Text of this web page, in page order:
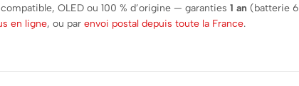
OLED ou 100 % d’origine — garanties 1 an (batterie
en ligne, ou par envoi postal depuis toute la France.